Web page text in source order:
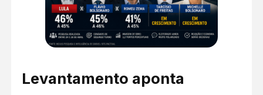
Levantamento aponta